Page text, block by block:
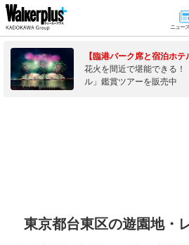
ニュー
【臨港パーク席と宿泊ホテ
花火を間近で堪能できる
ル」鑑賞ツアーを販売中
東京都台東区の遊園地・